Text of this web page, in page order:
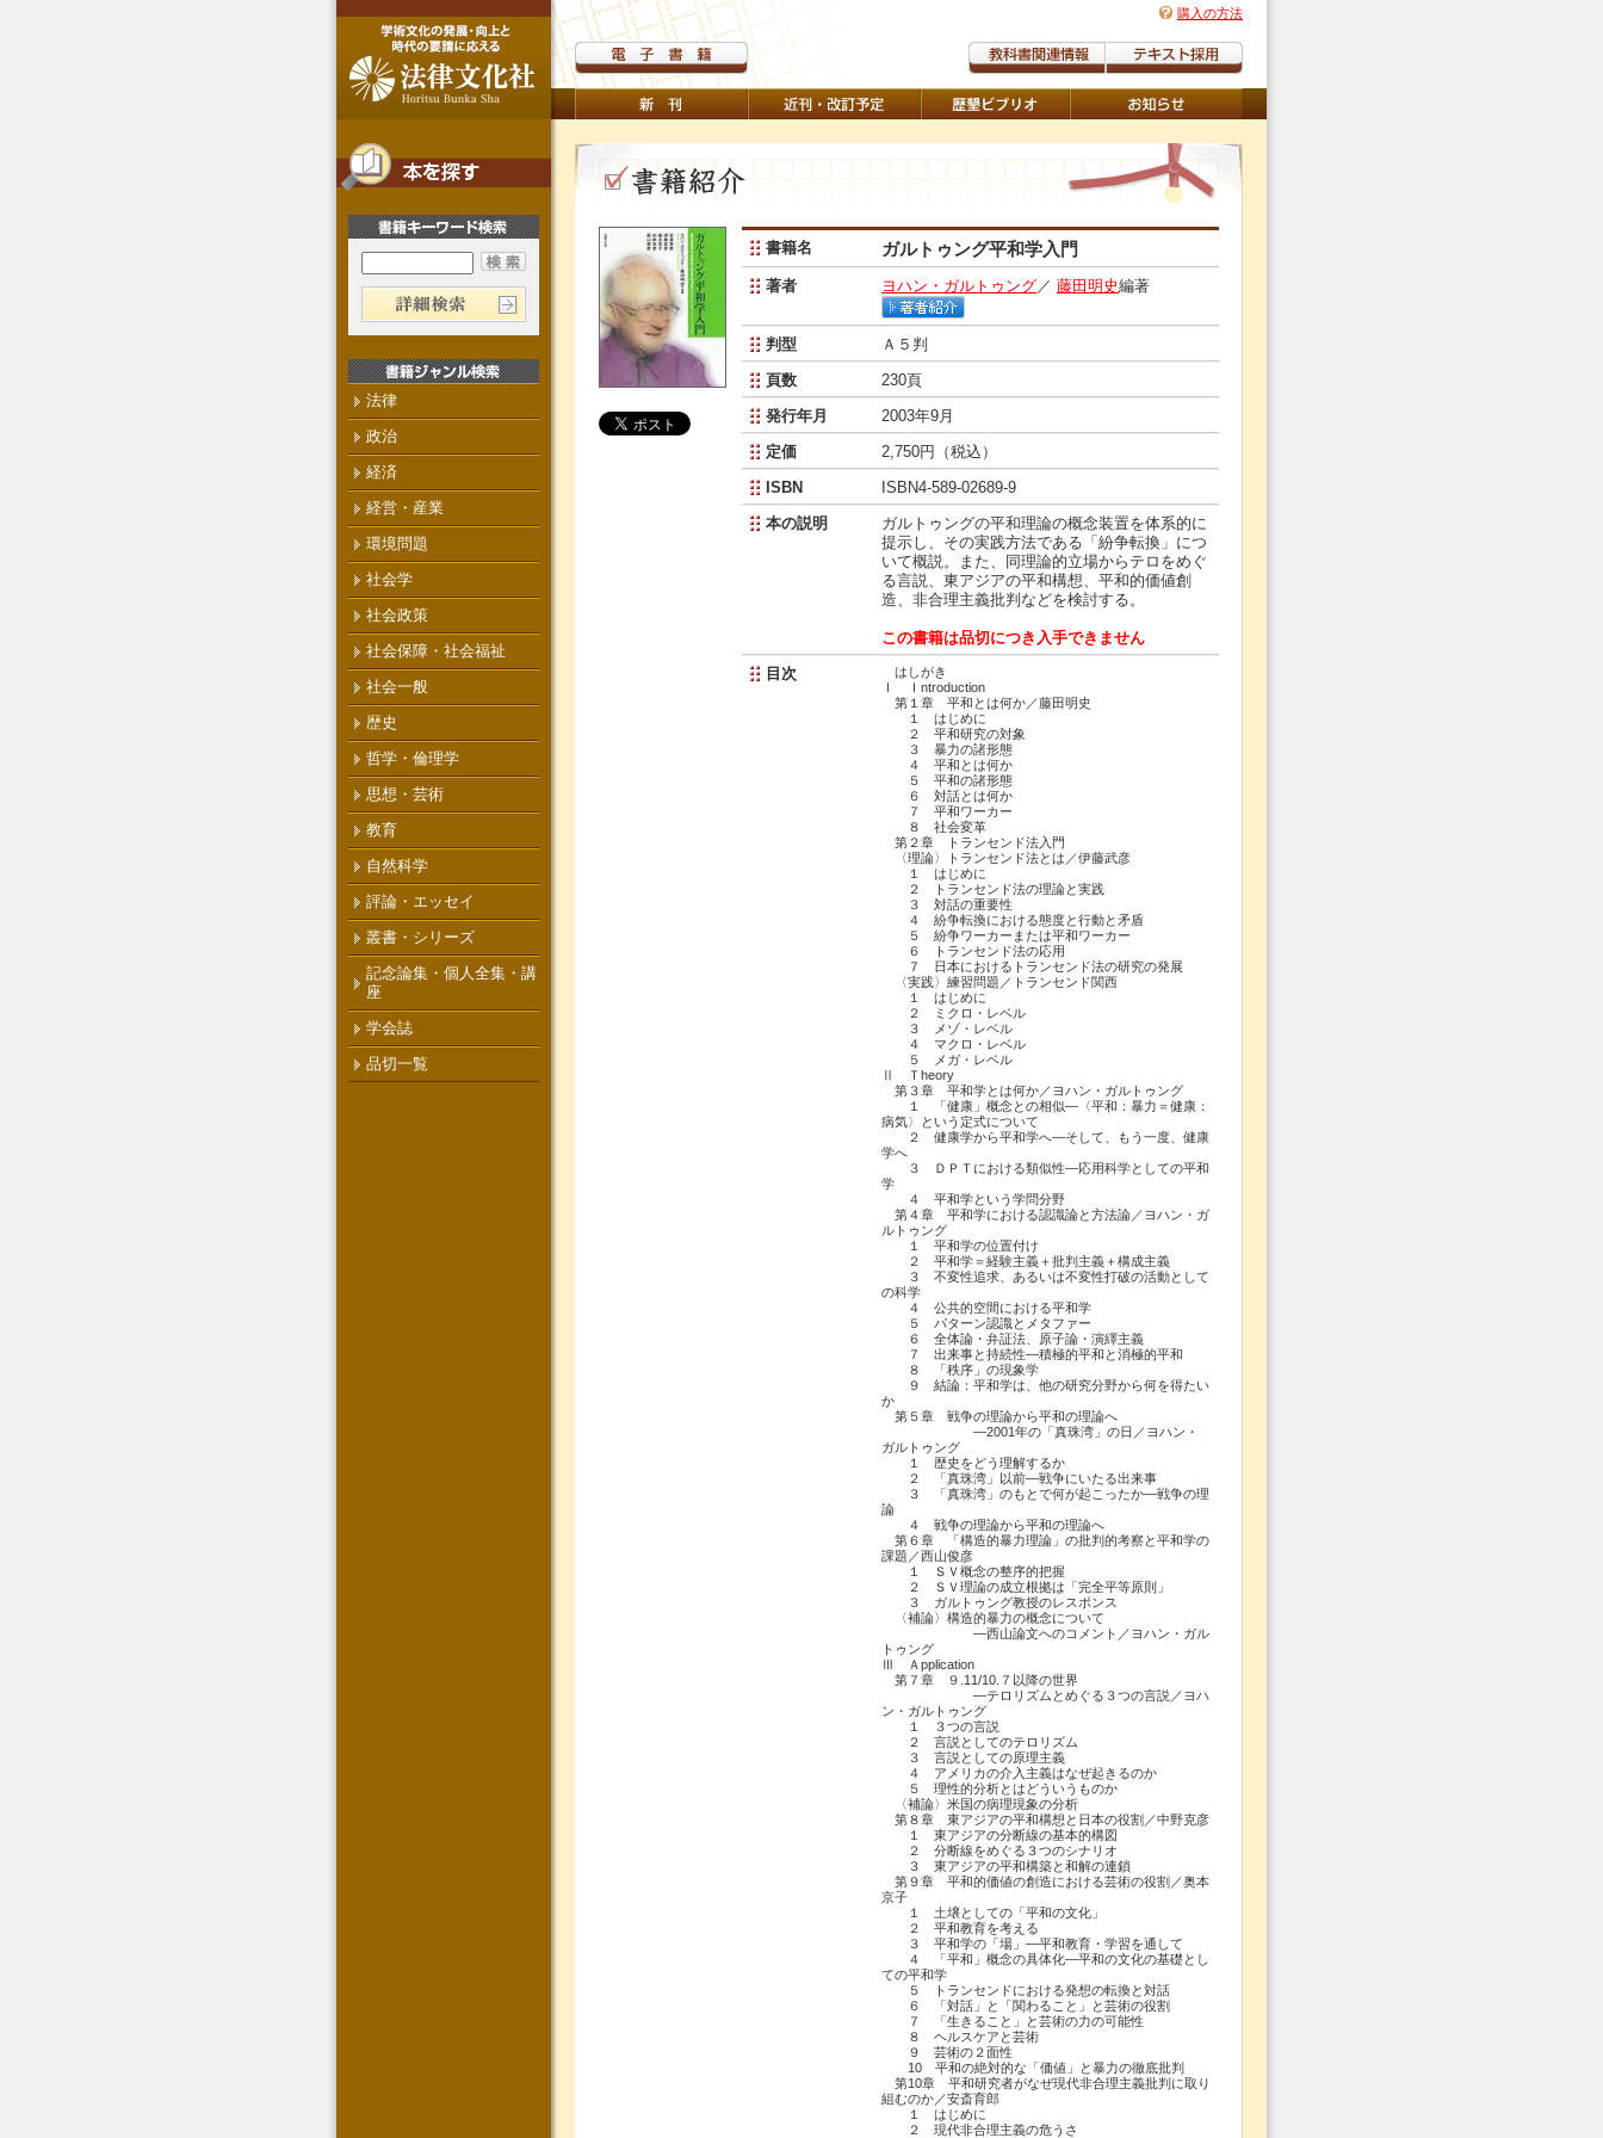
購入の方法
書籍名 ガルトゥング平和学入門
著者 ヨハン・ガルトゥング／ 藤田明史編著
判型
Ａ５判
頁数
230頁
発行年月
2003年9月
定価
2,750円（税込）
ISBN
ISBN4-589-02689-9
本の説明
ガルトゥングの平和理論の概念装置を体系的に
提示し、その実践方法である「紛争転換」につ
いて概説。また、同理論的立場からテロをめぐ
る言説、東アジアの平和構想、平和的価値創
造、非合理主義批判などを検討する。
この書籍は品切につき入手できません
目次
はしがき
Ⅰ Ｉntroduction
第１章 平和とは何か／藤田明史
１ はじめに
２ 平和研究の対象
３ 暴力の諸形態
４ 平和とは何か
５ 平和の諸形態
６ 対話とは何か
７ 平和ワーカー
８ 社会変革
第２章 トランセンド法入門
〈理論〉トランセンド法とは／伊藤武彦
１ はじめに
２ トランセンド法の理論と実践
３ 対話の重要性
４ 紛争転換における態度と行動と矛盾
５ 紛争ワーカーまたは平和ワーカー
６ トランセンド法の応用
７ 日本におけるトランセンド法の研究の発展
〈実践〉練習問題／トランセンド関西
１ はじめに
２ ミクロ・レベル
３ メゾ・レベル
４ マクロ・レベル
５ メガ・レベル
Ⅱ Ｔheory
第３章 平和学とは何か／ヨハン・ガルトゥング
１ 「健康」概念との相似―〈平和：暴力＝健康：
病気〉という定式について
２ 健康学から平和学へ―そして、もう一度、健康
学へ
３ ＤＰＴにおける類似性―応用科学としての平和
学
４ 平和学という学問分野
第４章 平和学における認識論と方法論／ヨハン・ガ
ルトゥング
１ 平和学の位置付け
２ 平和学＝経験主義＋批判主義＋構成主義
３ 不変性追求、あるいは不変性打破の活動として
の科学
４ 公共的空間における平和学
５ パターン認識とメタファー
６ 全体論・弁証法、原子論・演繹主義
７ 出来事と持続性―積極的平和と消極的平和
８ 「秩序」の現象学
９ 結論：平和学は、他の研究分野から何を得たい
か
第５章 戦争の理論から平和の理論へ
―2001年の「真珠湾」の日／ヨハン・
ガルトゥング
１ 歴史をどう理解するか
２ 「真珠湾」以前―戦争にいたる出来事
３ 「真珠湾」のもとで何が起こったか―戦争の理
論
４ 戦争の理論から平和の理論へ
第６章 「構造的暴力理論」の批判的考察と平和学の
課題／西山俊彦
１ ＳＶ概念の整序的把握
２ ＳＶ理論の成立根拠は「完全平等原則」
３ ガルトゥング教授のレスポンス
〈補論〉構造的暴力の概念について
―西山論文へのコメント／ヨハン・ガル
トゥング
Ⅲ Ａpplication
第７章 ９.11/10.７以降の世界
―テロリズムとめぐる３つの言説／ヨハ
ン・ガルトゥング
１ ３つの言説
２ 言説としてのテロリズム
３ 言説としての原理主義
４ アメリカの介入主義はなぜ起きるのか
５ 理性的分析とはどういうものか
〈補論〉米国の病理現象の分析
第８章 東アジアの平和構想と日本の役割／中野克彦
１ 東アジアの分断線の基本的構図
２ 分断線をめぐる３つのシナリオ
３ 東アジアの平和構築と和解の連鎖
第９章 平和的価値の創造における芸術の役割／奥本
京子
１ 土壌としての「平和の文化」
２ 平和教育を考える
３ 平和学の「場」―平和教育・学習を通して
４ 「平和」概念の具体化―平和の文化の基礎とし
ての平和学
５ トランセンドにおける発想の転換と対話
６ 「対話」と「関わること」と芸術の役割
７ 「生きること」と芸術の力の可能性
８ ヘルスケアと芸術
９ 芸術の２面性
10 平和の絶対的な「価値」と暴力の徹底批判
第10章 平和研究者がなぜ現代非合理主義批判に取り
組むのか／安斎育郎
１ はじめに
２ 現代非合理主義の危うさ
法律
政治
経済
経営・産業
環境問題
社会学
社会政策
社会保障・社会福祉
社会一般
歴史
哲学・倫理学
思想・芸術
教育
自然科学
評論・エッセイ
叢書・シリーズ
記念論集・個人全集・講
座
学会誌
品切一覧